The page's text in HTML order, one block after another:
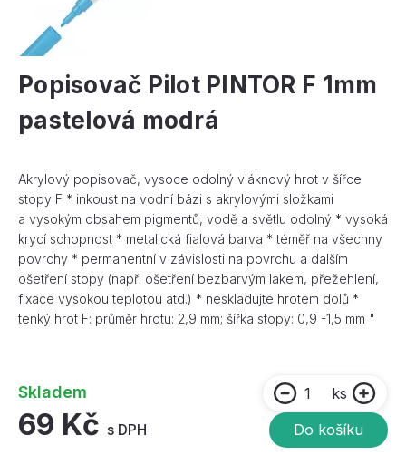
Popisovač Pilot PINTOR F 1mm
pastelová modrá
Akrylový popisovač, vysoce odolný vláknový hrot v šířce
stopy F * inkoust na vodní bázi s akrylovými složkami
a vysokým obsahem pigmentů, vodě a světlu odolný * vysoká
krycí schopnost * metalická fialová barva * téměř na všechny
povrchy * permanentní v závislosti na povrchu a dalším
ošetření stopy (např. ošetření bezbarvým lakem, přežehlení,
fixace vysokou teplotou atd.) * neskladujte hrotem dolů *
tenký hrot F: průměr hrotu: 2,9 mm; šířka stopy: 0,9 -1,5 mm "
Skladem
69 Kč s DPH
ks
Do košíku